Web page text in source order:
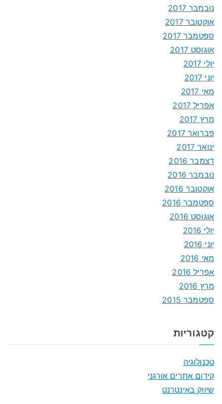
נובמבר 2017
אוקטובר 2017
ספטמבר 2017
אוגוסט 2017
יולי 2017
יוני 2017
מאי 2017
אפריל 2017
מרץ 2017
פברואר 2017
ינואר 2017
דצמבר 2016
נובמבר 2016
אוקטובר 2016
ספטמבר 2016
אוגוסט 2016
יולי 2016
יוני 2016
מאי 2016
אפריל 2016
מרץ 2016
ספטמבר 2015
קטגוריות
טכנולוגיה
קידום אתרים אורגני
שיווק באינטרנט